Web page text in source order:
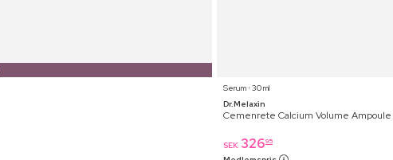
Serum ⋅ 30 ml
Dr.Melaxin
Cemenrete Calcium Volume Ampoule
SEK 32695